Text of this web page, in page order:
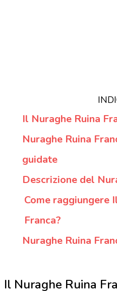
Il Nuraghe Ruina
Nuraghe Ruina
guidate
Descrizione del
Come raggiungere
Franca?
Nuraghe Ruina
Il Nuraghe Ruina